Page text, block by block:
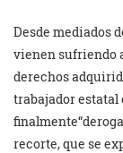
Desde mediados
vienen sufriendo
derechos
trabajador estatal
recorte, que se